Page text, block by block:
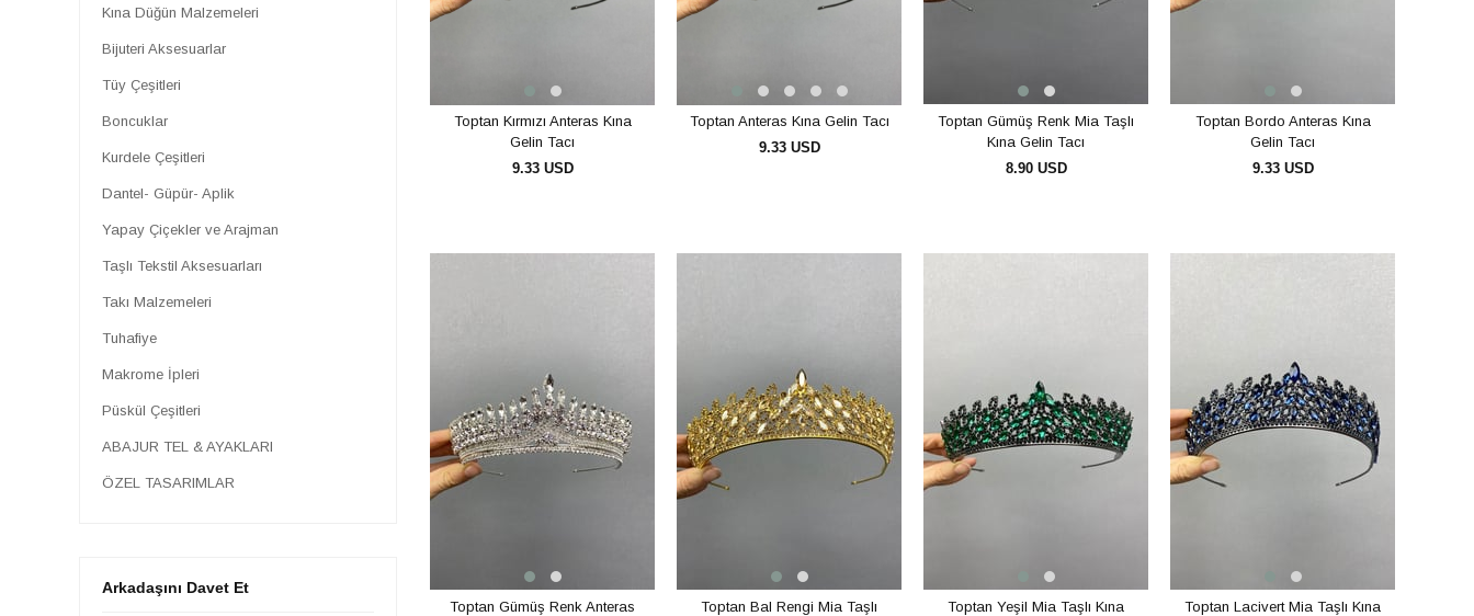
Toptan Kum Boncuk
Toptan Nikah Şapkası
Toptan Gelin Eldiveni
Toptan Saç & Türban Aksesuarları
Kına Düğün Malzemeleri
Bijuteri Aksesuarlar
Tüy Çeşitleri
Boncuklar
Kurdele Çeşitleri
Dantel- Güpür- Aplik
Yapay Çiçekler ve Arajman
Taşlı Tekstil Aksesuarları
Takı Malzemeleri
Tuhafiye
Makrome İpleri
Püskül Çeşitleri
ABAJUR TEL & AYAKLARI
ÖZEL TASARIMLAR
Arkadaşını Davet Et
Toptan Kırmızı Anteras Kına
Gelin Tacı
9.33 USD
Toptan Anteras Kına Gelin Tacı
9.33 USD
Toptan Gümüş Renk Mia Taşlı
Kına Gelin Tacı
8.90 USD
Toptan Bordo Anteras Kına
Gelin Tacı
9.33 USD
Toptan Gümüş Renk Anteras
Toptan Bal Rengi Mia Taşlı
Toptan Yeşil Mia Taşlı Kına
Toptan Lacivert Mia Taşlı Kına